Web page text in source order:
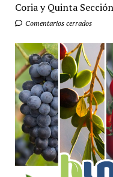
Coria y Quinta
Comentarios cerrados